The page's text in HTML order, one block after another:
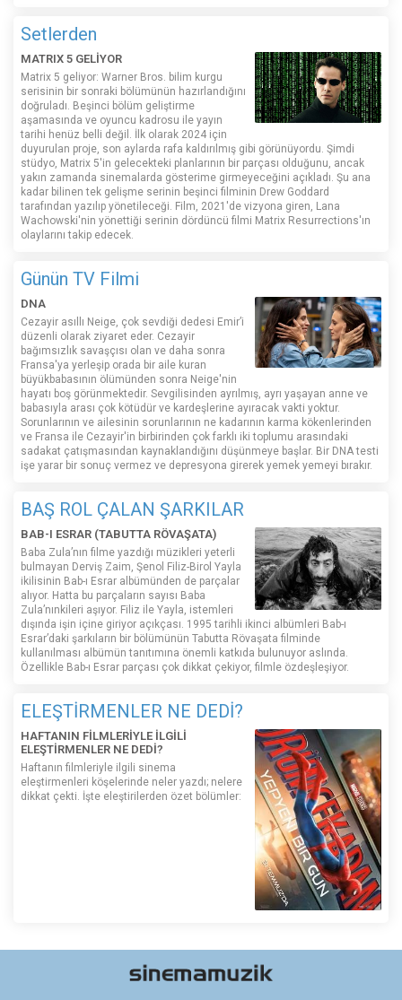
Setlerden
MATRIX 5 GELİYOR
Matrix 5 geliyor: Warner Bros. bilim kurgu
serisinin bir sonraki bölümünün hazırlandığını
doğruladı. Beşinci bölüm geliştirme
aşamasında ve oyuncu kadrosu ile yayın
tarihi henüz belli değil. İlk olarak 2024 için
duyurulan proje, son aylarda rafa kaldırılmış gibi görünüyordu. Şimdi
stüdyo, Matrix 5'in gelecekteki planlarının bir parçası olduğunu, ancak
yakın zamanda sinemalarda gösterime girmeyeceğini açıkladı. Şu ana
kadar bilinen tek gelişme serinin beşinci filminin Drew Goddard
tarafından yazılıp yönetileceği. Film, 2021'de vizyona giren, Lana
Wachowski'nin yönettiği serinin dördüncü filmi Matrix Resurrections'ın
olaylarını takip edecek.
Günün TV Filmi
DNA
Cezayir asıllı Neige, çok sevdiği dedesi Emir’i
düzenli olarak ziyaret eder. Cezayir
bağımsızlık savaşçısı olan ve daha sonra
Fransa'ya yerleşip orada bir aile kuran
büyükbabasının ölümünden sonra Neige'nin
hayatı boş görünmektedir. Sevgilisinden ayrılmış, ayrı yaşayan anne ve
babasıyla arası çok kötüdür ve kardeşlerine ayıracak vakti yoktur.
Sorunlarının ve ailesinin sorunlarının ne kadarının karma kökenlerinden
ve Fransa ile Cezayir'in birbirinden çok farklı iki toplumu arasındaki
sadakat çatışmasından kaynaklandığını düşünmeye başlar. Bir DNA testi
işe yarar bir sonuç vermez ve depresyona girerek yemek yemeyi bırakır.
BAŞ ROL ÇALAN ŞARKILAR
BAB-I ESRAR (TABUTTA RÖVAŞATA)
Baba Zula’nın filme yazdığı müzikleri yeterli
bulmayan Derviş Zaim, Şenol Filiz-Birol Yayla
ikilisinin Bab-ı Esrar albümünden de parçalar
alıyor. Hatta bu parçaların sayısı Baba
Zula’nınkileri aşıyor. Filiz ile Yayla, istemleri
dışında işin içine giriyor açıkçası. 1995 tarihli ikinci albümleri Bab-ı
Esrar’daki şarkıların bir bölümünün Tabutta Rövaşata filminde
kullanılması albümün tanıtımına önemli katkıda bulunuyor aslında.
Özellikle Bab-ı Esrar parçası çok dikkat çekiyor, filmle özdeşleşiyor.
ELEŞTİRMENLER NE DEDİ?
HAFTANIN FİLMLERİYLE İLGİLİ
ELEŞTİRMENLER NE DEDİ?
Haftanın filmleriyle ilgili sinema
eleştirmenleri köşelerinde neler yazdı; nelere
dikkat çekti. İşte eleştirilerden özet bölümler: